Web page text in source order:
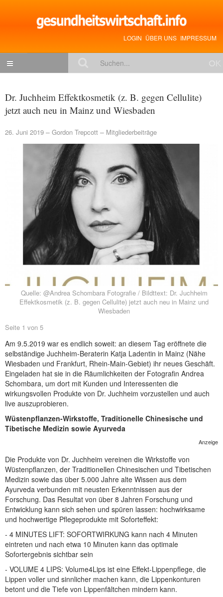
LOGIN ÜBER UNS IMPRESSUM
Gesundheitspolitik
Medizin & Pharma
Gesundheit
Jobs & Karriere
Mitglieder-Beiträge
NEUER BEITRAG
Dr. Juchheim Effektkosmetik (z. B. gegen Cellulite)
jetzt auch neu in Mainz und Wiesbaden
26. Juni 2019 Gordon Trepcott Mitgliederbeiträge
Quelle: @Andrea Schombara Fotografie / Bildttext: Dr. Juchheim
Effektkosmetik (z. B. gegen Cellulite) jetzt auch neu in Mainz und
Wiesbaden
Seite 1 von 5
Am 9.5.2019 war es endlich soweit: an diesem Tag eröffnete die
selbständige Juchheim-Beraterin Katja Ladentin in Mainz (Nähe
Wiesbaden und Frankfurt, Rhein-Main-Gebiet) ihr neues Geschäft.
Eingeladen hat sie in die Räumlichkeiten der Fotografin Andrea
Schombara, um dort mit Kunden und Interessenten die
wirkungsvollen Produkte von Dr. Juchheim vorzustellen und auch
live auszuprobieren.
Wüstenpflanzen-Wirkstoffe, Traditionelle Chinesische und
Tibetische Medizin sowie Ayurveda
Anzeige
Die Produkte von Dr. Juchheim vereinen die Wirkstoffe von
Wüstenpflanzen, der Traditionellen Chinesischen und Tibetischen
Medizin sowie das über 5.000 Jahre alte Wissen aus dem
Ayurveda verbunden mit neusten Erkenntnissen aus der
Forschung. Das Resultat von über 8 Jahren Forschung und
Entwicklung kann sich sehen und spüren lassen: hochwirksame
und hochwertige Pflegeprodukte mit Soforteffekt:
- 4 MINUTES LIFT: SOFORTWIRKUNG kann nach 4 Minuten
eintreten und nach etwa 10 Minuten kann das optimale
Sofortergebnis sichtbar sein
- VOLUME 4 LIPS: Volume4Lips ist eine Effekt-Lippenpflege, die
Lippen voller und sinnlicher machen kann, die Lippenkonturen
betont und die Tiefe von Lippenfältchen mindern kann.